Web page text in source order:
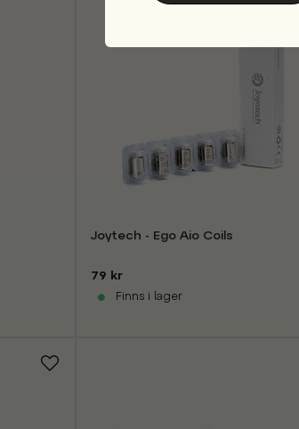
Joytech - Ego Aio Coils
79 kr
Finns i lager